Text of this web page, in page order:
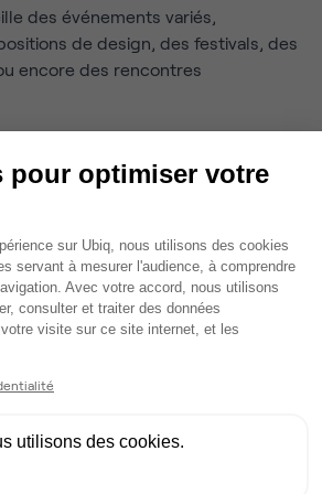
des événements variés,
de design, des festivals, des
encore des rencontres
approche culturelle originale.
et vie
Marais
partie se situe dans le 3ᵉ
un véritable foyer artistique. De
d’art contemporain jalonnent ses
permettent de
pour optimiser votre
Gestion du
sur Ubiq, nous utilisons des cookies
servant à mesurer l'audience, à comprendre
Avec votre accord, nous utilisons
consulter et traiter des données
visite sur ce site internet, et les
utilisons des cookies.